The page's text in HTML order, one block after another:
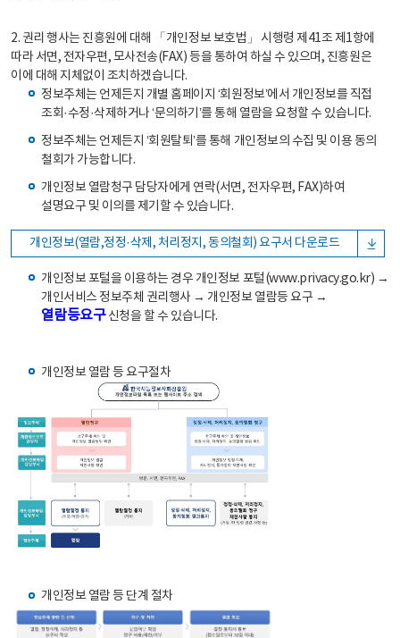
2. 권리 행사는 진흥원에 대해 「개인정보 보호법」 시행령 제41조 제1항에
따라 서면, 전자우편, 모사전송(FAX) 등을 통하여 하실 수 있으며, 진흥원은
이에 대해 지체없이 조치하겠습니다.
정보주체는 언제든지 개별 홈페이지 ‘회원정보’에서 개인정보를 직접
조회·수정·삭제하거나 ‘문의하기’를 통해 열람을 요청할 수 있습니다.
정보주체는 언제든지 ‘회원탈퇴’를 통해 개인정보의 수집 및 이용 동의
철회가 가능합니다.
개인정보 열람청구 담당자에게 연락(서면, 전자우편, FAX)하여
설명요구 및 이의를 제기할 수 있습니다.
개인정보(열람,정정·삭제, 처리정지, 동의철회) 요구서 다운로드
개인정보 포털을 이용하는 경우 개인정보 포털(www.privacy.go.kr) →
개인서비스 정보주체 권리행사 → 개인정보 열람등 요구 →
열람등요구신청을 할 수 있습니다.
개인정보 열람 등 요구절차
개인정보 열람 등 단계 절차